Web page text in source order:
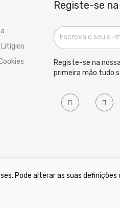
Pode alterar as suas definições
Registe-se
Registe-se na
primeira mão tudo